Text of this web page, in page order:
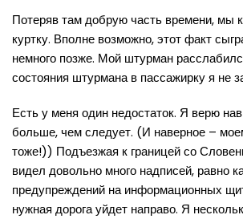
Потеряв там добрую часть времени, мы
куртку. Вполне возможно, этот факт
немного позже. Мой штурман
состояния штурмана в пассажирку я не
Есть у меня один недостаток. Я верю
больше, чем следует. (И наверное –
тоже!)) Подъезжая к границей со
видел довольно много надписей, равно
предупреждений на информационных
нужная дорога уйдет направо. Я